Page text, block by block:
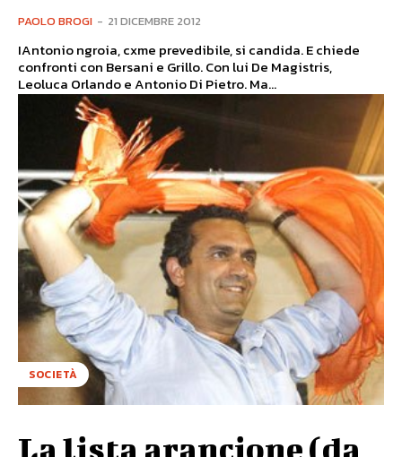
PAOLO BROGI - 21 DICEMBRE 2012
IAntonio ngroia, cxme prevedibile, si candida. E chiede
confronti con Bersani e Grillo. Con lui De Magistris,
Leoluca Orlando e Antonio Di Pietro. Ma...
SOCIETÀ
La lista arancione (da